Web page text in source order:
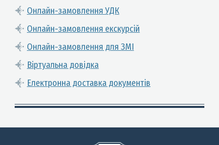
Онлайн-замовлення УДК
Онлайн-замовлення екскурсій
Онлайн-замовлення для ЗМІ
Віртуальна довідка
Електронна доставка документів